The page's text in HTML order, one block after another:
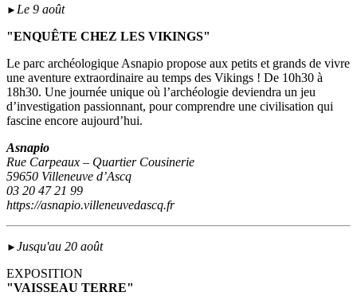
► Le 9 août
"ENQUÊTE CHEZ LES VIKINGS"
Le parc archéologique Asnapio propose aux petits et grands de vivre
une aventure extraordinaire au temps des Vikings ! De 10h30 à
18h30. Une journée unique où l’archéologie deviendra un jeu
d’investigation passionnant, pour comprendre une civilisation qui
fascine encore aujourd’hui.
Asnapio
Rue Carpeaux – Quartier Cousinerie
59650 Villeneuve d’Ascq
03 20 47 21 99
https://asnapio.villeneuvedascq.fr
► Jusqu'au 20 août
EXPOSITION
"VAISSEAU TERRE"